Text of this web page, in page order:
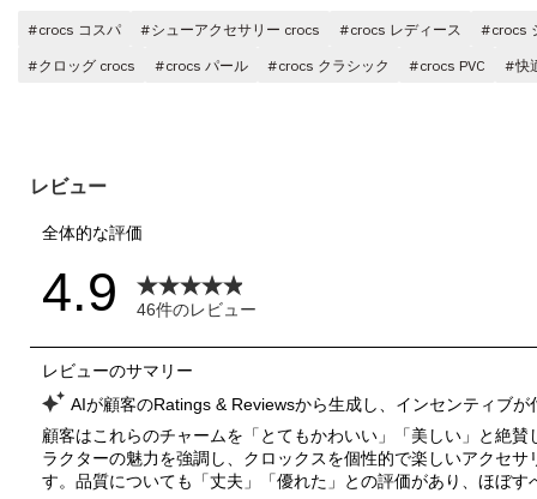
#crocs コスパ #シューアクセサリー crocs #crocs レディース
#crocs
#クロッグ crocs
#crocs パール #crocs クラシック #crocs PVC #快